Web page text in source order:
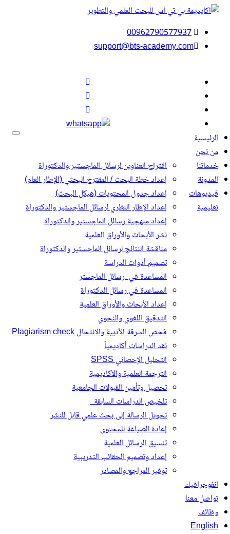
00962790577937
support@bts-academy.com
اقتراح العناوين لرسائل الماجستير والدكتوراة
إعداد خطة البحث / المقترح البحثي (الإطار العام)
إعداد جدول المحتويات (هيكل البحث)
إعداد الإطار النظري لرسائل الماجستير والدكتوراة
إعداد منهجية رسائل الماجستير والدكتوراة
نشر الأبحاث والأوراق العلمية
مناقشة النتائج لرسائل الماجستير والدكتوراة
تصميم أدوات الدراسة
المساعدة في رسائل الماجستر
المساعدة في رسائل الدكتوراة
إعداد الأبحاث والأوراق العلمية
التدقيق اللغوي والنحوي
فحص السرقة الأدبية والانتحال Plagiarism check
نقد الدراسات أكاديمياً
التحليل الإحصائي SPSS
الترجمة العلمية والأكاديمية
تحصيل وتأمين القبولات الجامعية
تلخيص الدراسات السابقة
تحويل الرسالة إلى بحث علمي قابل للنشر
إعادة الصياغة للمحتوى
تنسيق الرسائل العلمية
إعداد وتصميم الحقائب التدريبية
توفير المراجع والمصادر
معنا